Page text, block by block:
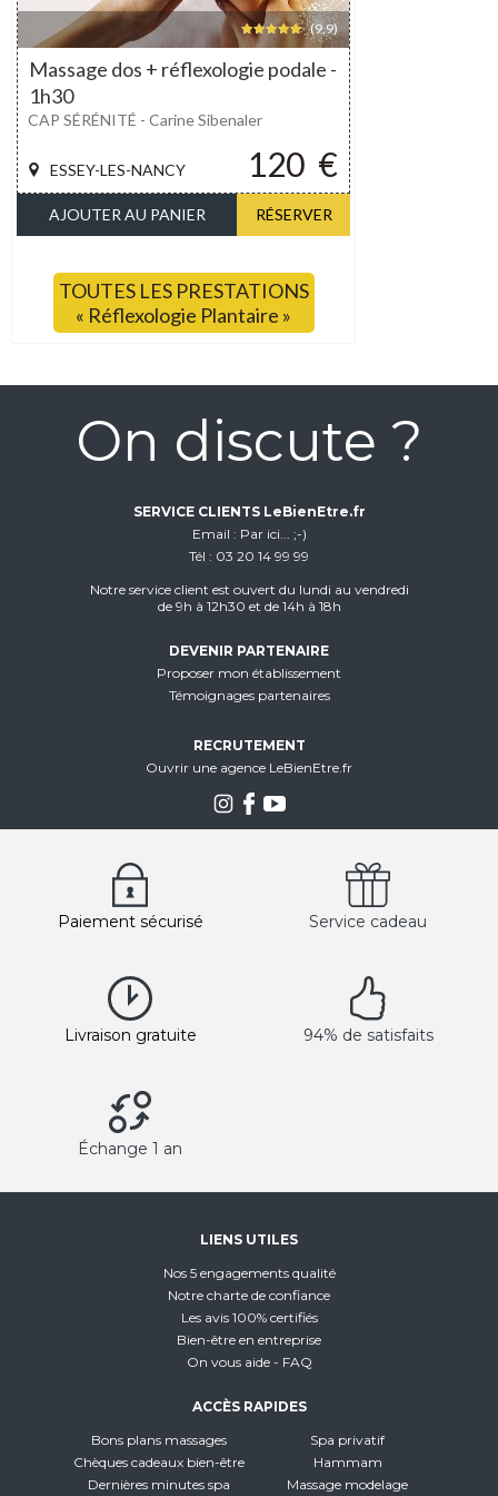
(9,9)
Massage dos + réflexologie podale -
1h30
120 €
ESSEY-LES-NANCY
CAP SÉRÉNITÉ - Carine Sibenaler
AJOUTER AU PANIER RÉSERVER
TOUTES LES PRESTATIONS
« Réflexologie Plantaire »
On discute ?
SERVICE CLIENTS LeBienEtre.fr
Email
Par ici... ;-)
Tél
03 20 14 99 99
Notre service client est ouvert du lundi au vendredi
de 9h à 12h30 et de 14h à 18h
DEVENIR PARTENAIRE
Proposer mon établissement
Témoignages partenaires
RECRUTEMENT
Ouvrir une agence LeBienEtre.fr
Paiement sécurisé Service cadeau
Livraison gratuite 94% de satisfaits
Échange 1 an
LIENS UTILES
Nos 5 engagements qualité
Notre charte de confiance
Les avis 100% certifiés
Bien-être en entreprise
On vous aide - FAQ
ACCÈS RAPIDES
Bons plans massages
Chèques cadeaux bien-être
Dernières minutes spa
Spa privatif
Hammam
Massage modelage